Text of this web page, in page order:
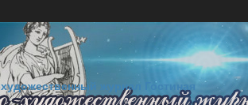
журнал Гостиная